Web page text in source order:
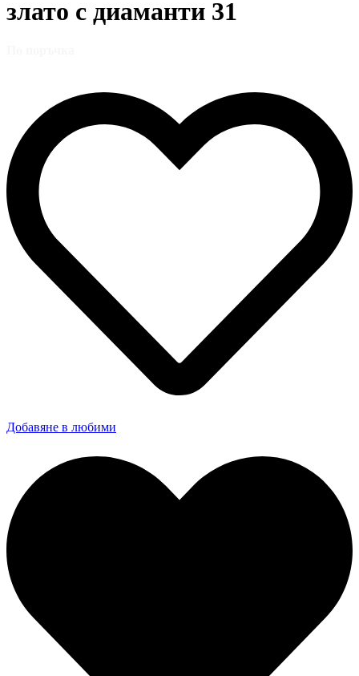
злато с диаманти 31
Добавяне в любими